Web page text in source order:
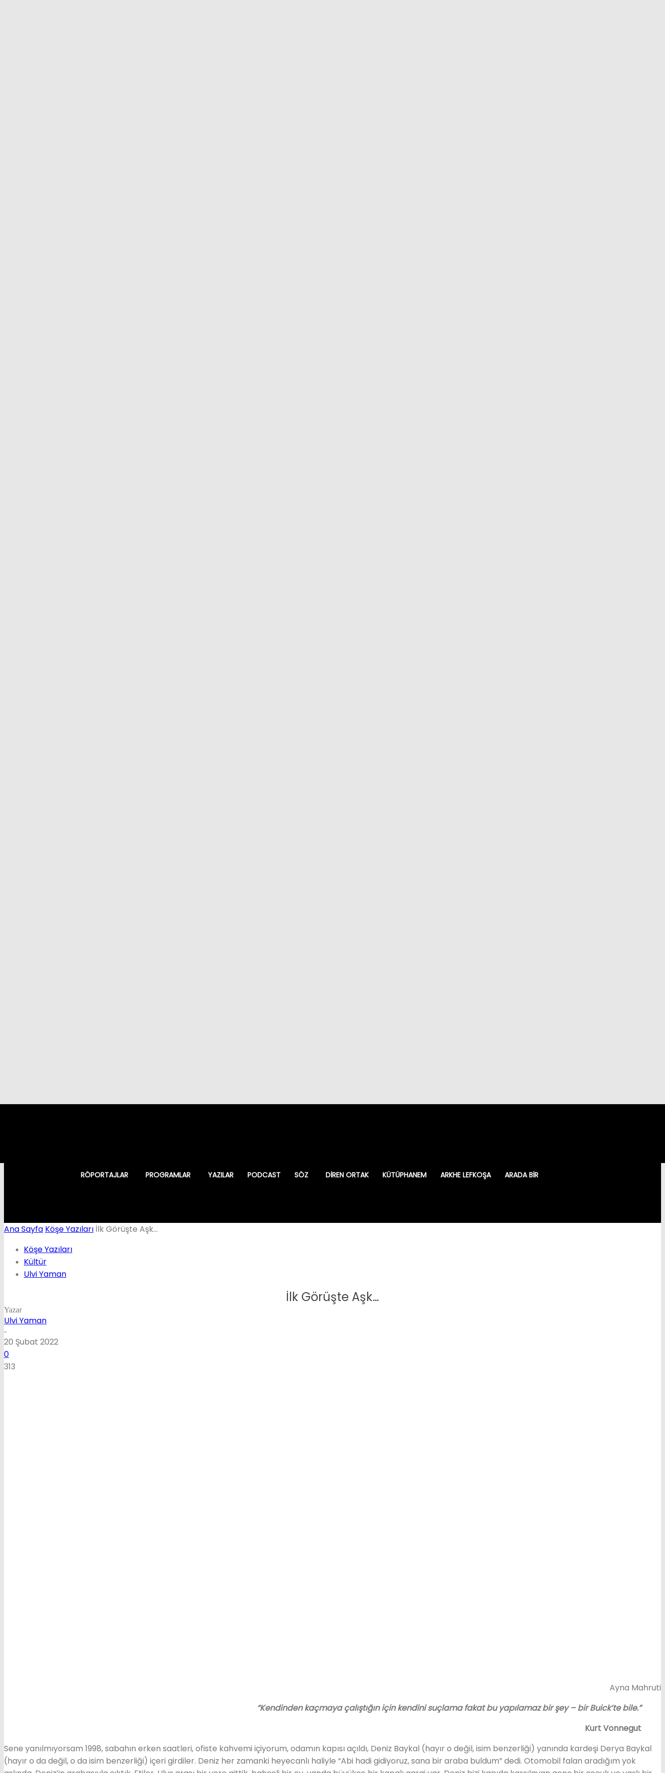
RÖPORTAJLAR PROGRAMLAR YAZILAR PODCAST SÖZ DIREN ORTAK KÜTÜPHANEM ARKHE LEFKOŞA ARADA BIR
Ana Sayfa Köşe Yazıları İlk Görüşte Aşk…
Köşe Yazıları
Kültür
Ulvi Yaman
İlk Görüşte Aşk…
Yazar
Ulvi Yaman
-
20 Şubat 2022
0
313
Ayna Mahruti
“Kendinden kaçmaya çalıştığın için kendini suçlama fakat bu yapılamaz bir şey – bir Buick’te bile.”
Kurt Vonnegut
Sene yanılmıyorsam 1998, sabahın erken saatleri, ofiste kahvemi içiyorum, odamın kapısı açıldı, Deniz Baykal (hayır o değil, isim benzerliği) yanında kardeşi Derya Baykal
(hayır o da değil, o da isim benzerliği) içeri girdiler. Deniz her zamanki heyecanlı haliyle “Abi hadi gidiyoruz, sana bir araba buldum” dedi. Otomobil falan aradığım yok